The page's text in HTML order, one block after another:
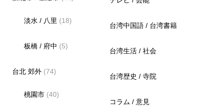
淡水 / 八里 (18)
板橋 / 府中 (5)
台北 郊外(74)
桃園市 (40)
台湾中国語 / 台湾書籍
台湾生活 / 社会
台湾歴史 / 寺院
コラム / 意見